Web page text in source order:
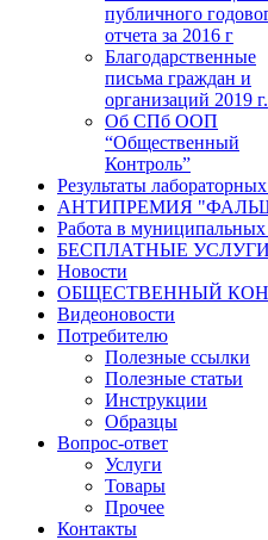
публичного
отчета за 2016 г
Благодарственные
письма граждан и
организаций 2019 г.
Об СПб ООП
“Общественный
Контроль”
Результаты
АНТИПРЕМИЯ
Работа в муниципальных
БЕСПЛАТНЫЕ УСЛУГИ
Новости
ОБЩЕСТВЕННЫЙ
Видеоновости
Потребителю
Полезные ссылки
Полезные статьи
Инструкции
Образцы
Вопрос-ответ
Услуги
Товары
Прочее
Контакты